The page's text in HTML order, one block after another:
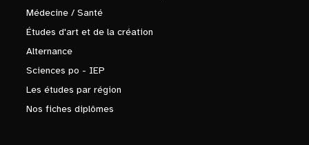
Médecine / Santé
Études d'art et de la création
Alternance
Sciences po - IEP
Les études par région
Nos fiches diplômes